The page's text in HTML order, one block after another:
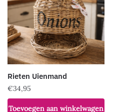
Rieten Uienmand
€34,95
Toevoegen aan winkelwagen